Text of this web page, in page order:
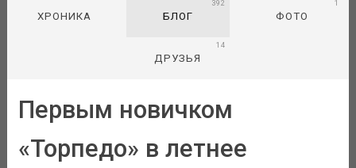
ХРОНИКА БЛОГ
392
ФОТО
1
ДРУЗЬЯ
14
Первым новичком
«Торпедо» в летнее